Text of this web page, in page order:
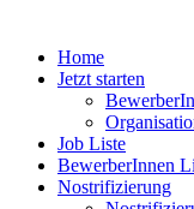
Home
Jetzt starten
BewerberIn
Job Liste
BewerberInnen
Nostrifizierung